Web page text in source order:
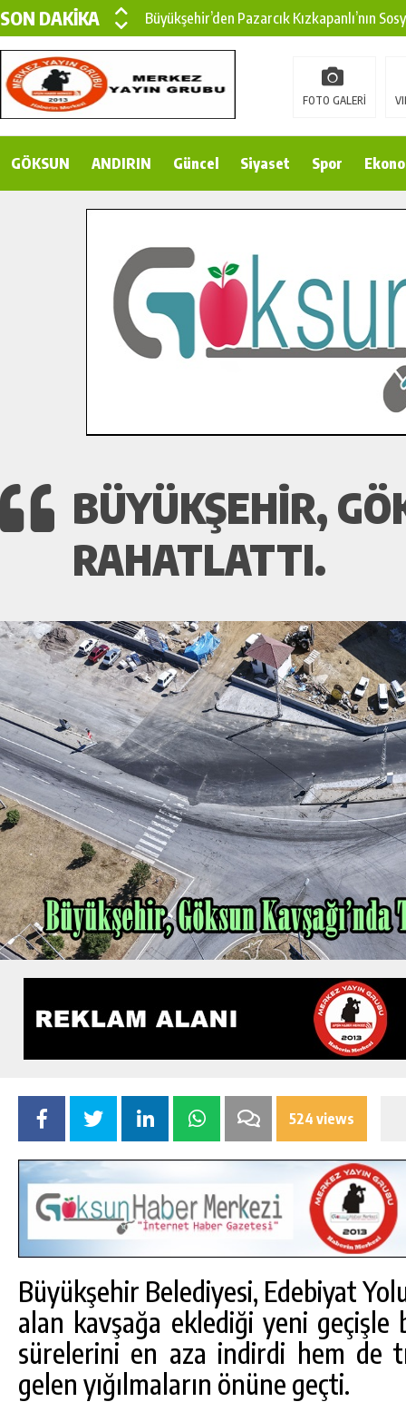
SON DAKİKA
Büyükşehir’den Pazarcık Kızkapanlı’nın
Büyükşehir’den Pazarcık Kırsalına Modern
Çin’den KSÜ’ye Uluslararası Başarı:
Gençler Pusula Maraş Kampında Yeni
İlçe Jandarma Komutanı Karakaya’dan
Bertiz’in Yeni Köprüsünde Sona Doğru.
FOTO GALERİ
GÖKSUN ANDIRIN Güncel Siyaset Spor
BÜYÜKŞEHIR,
RAHATLATTI.
524 views
Büyükşehir Belediyesi, Edebiyat
alan kavşağa eklediği yeni
sürelerini en aza indirdi hem de
gelen yığılmaların önüne geçti.